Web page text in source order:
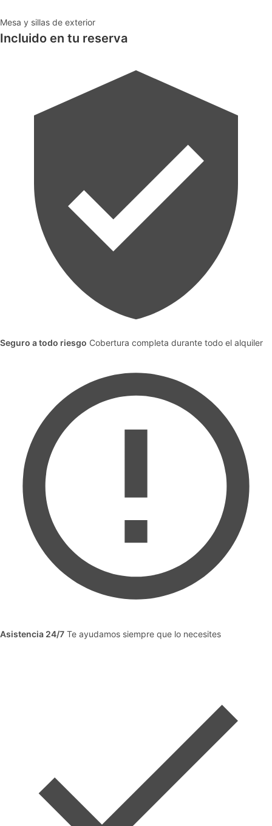
Mesa y sillas de exterior
Incluido en tu reserva
Seguro a todo riesgo Cobertura completa durante todo el alquiler
Asistencia 24/7 Te ayudamos siempre que lo necesites